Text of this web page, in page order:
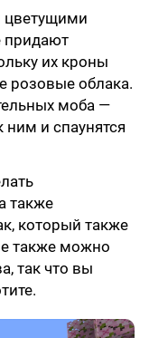
цветущими
придают
их кроны
розовые облака.
моба —
и спаунятся
также
который также
также можно
так что вы